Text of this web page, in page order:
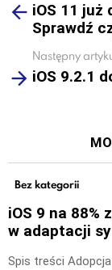
moreiOS 11 już
Sprawdź
Następny
iOS 9.2.1
Bez kategorii
iOS 9 na 88%
w adaptacji
Spis treści